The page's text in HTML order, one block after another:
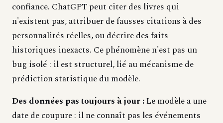
confiance. ChatGPT peut citer des livres qui
n'existent pas, attribuer de fausses citations à des
personnalités réelles, ou décrire des faits
historiques inexacts. Ce phénomène n'est pas un
bug isolé : il est structurel, lié au mécanisme de
prédiction statistique du modèle.
Des données pas toujours à jour :Le modèle a une
date de coupure : il ne connaît pas les événements